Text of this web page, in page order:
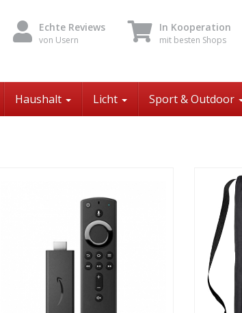
Echte Reviews
von Usern
In Kooperation
mit besten Shops
Haushalt Licht Sport & Outdoor